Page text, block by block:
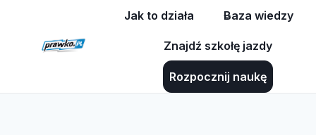
Jak to działa Baza wiedzy
Znajdź szkołę jazdy
Rozpocznij naukę